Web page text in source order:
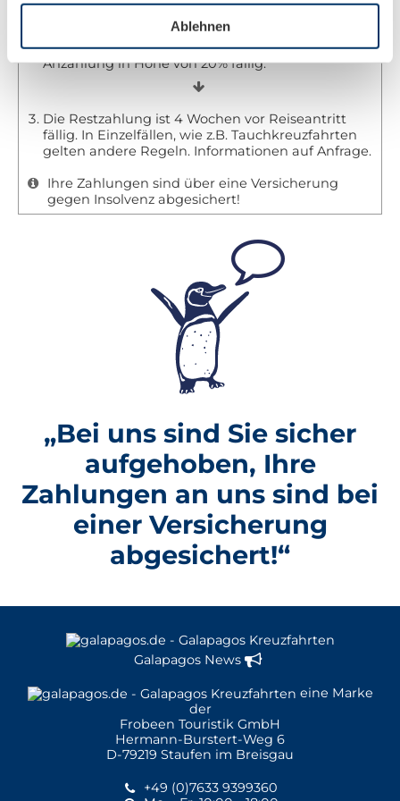
Ablehnen
Wenn Sie eine feste Buchung vornehmen, ist eine
Anzahlung in Höhe von 20% fällig.
Die Restzahlung ist 4 Wochen vor Reiseantritt
fällig. In Einzelfällen, wie z.B. Tauchkreuzfahrten
gelten andere Regeln. Informationen auf Anfrage.
Ihre Zahlungen sind über eine Versicherung
gegen Insolvenz abgesichert!
„Bei uns sind Sie sicher
aufgehoben, Ihre
Zahlungen an uns sind bei
einer Versicherung
abgesichert!“
Galapagos News
eine Marke
der
Frobeen Touristik GmbH
Hermann-Burstert-Weg 6
D-79219 Staufen im Breisgau
+49 (0)7633 9399360